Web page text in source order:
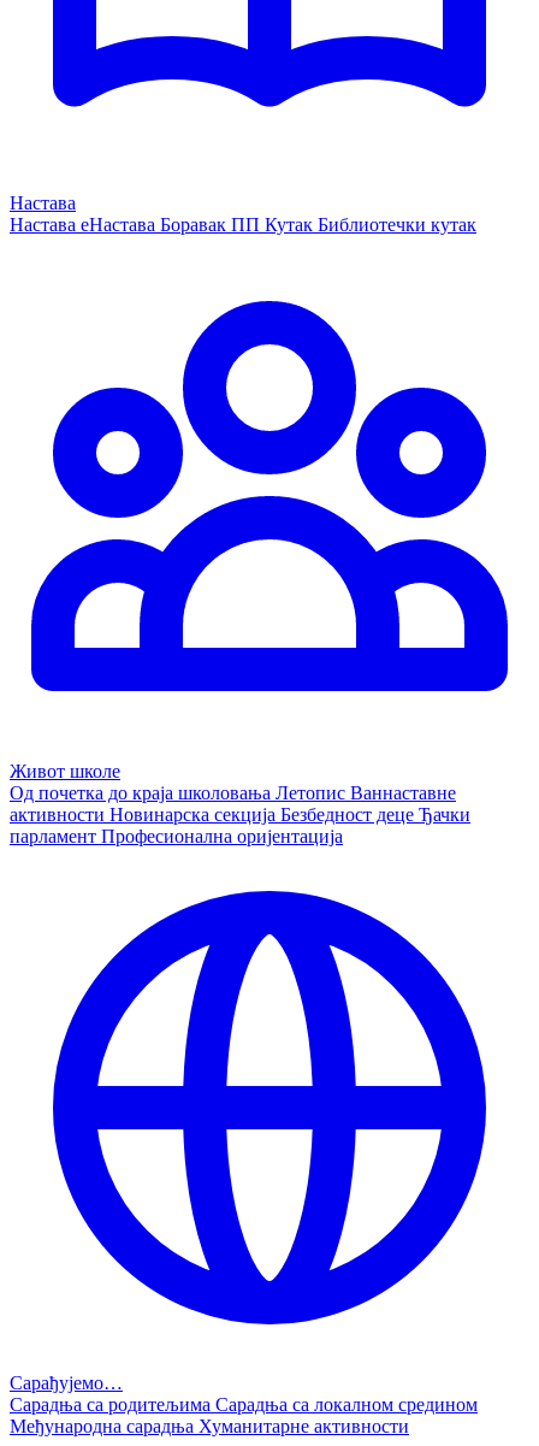
Настава
Настава еНастава Боравак ПП Кутак Библиотечки кутак
Живот школе
Од почетка до краја школовања Летопис Ваннаставне
активности Новинарска секција Безбедност деце Ђачки
парламент Професионална оријентација
Сарађујемо…
Сарадња са родитељима Сарадња са локалном средином
Међународна сарадња Хуманитарне активности